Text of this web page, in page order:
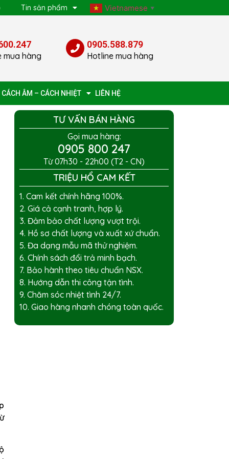
Tin sản phẩm Vietnamese ▼
mua hàng
0905.588.879
Hotline mua hàng
CÁCH ÂM – CÁCH NHIỆT LIÊN HỆ
TƯ VẤN BÁN HÀNG
Gọi mua hàng:
0905 800 247
Từ 07h30 - 22h00 (T2 - CN)
TRIỆU HỔ CAM KẾT
1. Cam kết chính hãng 100%.
2. Giá cả cạnh tranh, hợp lý.
3. Đảm bảo chất lượng vượt trội.
4. Hồ sơ chất lượng và xuất xứ chuẩn.
5. Đa dạng mẫu mã thử nghiệm.
6. Chính sách đổi trả minh bạch.
7. Bảo hành theo tiêu chuẩn NSX.
8. Hướng dẫn thi công tận tình.
9. Chăm sóc nhiệt tình 24/7.
10. Giao hàng nhanh chóng toàn quốc.